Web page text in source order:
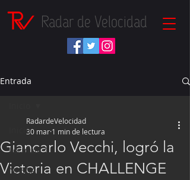
Radar de Velocidad
Entrada
Inicio
Fórmula 1
NASCAR
Giancarlo Vecchi, logró la
Victoria en CHALLENGE
RadardeVelocidad
30 mar 1 min de lectura